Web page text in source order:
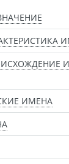
ИМЕНА